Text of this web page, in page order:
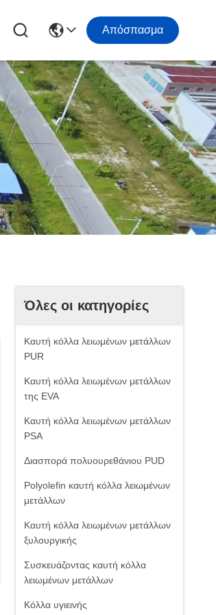
Απόσπασμα
Όλες οι κατηγορίες
Καυτή κόλλα λειωμένων μετάλλων
PUR
Καυτή κόλλα λειωμένων μετάλλων
της EVA
Καυτή κόλλα λειωμένων μετάλλων
PSA
Διασπορά πολυουρεθάνιου PUD
Polyolefin καυτή κόλλα λειωμένων
μετάλλων
Καυτή κόλλα λειωμένων μετάλλων
ξυλουργικής
Συσκευάζοντας καυτή κόλλα
λειωμένων μετάλλων
Κόλλα υγιεινής